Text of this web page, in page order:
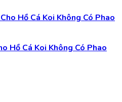
Hồ Cá Koi Không Có Phao